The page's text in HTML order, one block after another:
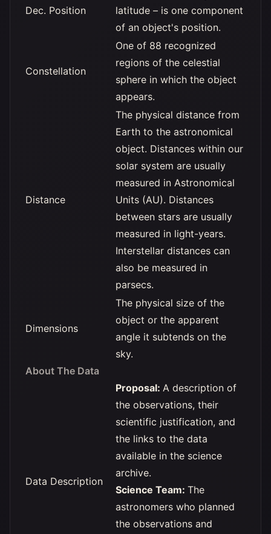
Dec. Position
latitude – is one component
of an object's position.
Constellation
One of 88 recognized
regions of the celestial
sphere in which the object
appears.
Distance
The physical distance from
Earth to the astronomical
object. Distances within our
solar system are usually
measured in Astronomical
Units (AU). Distances
between stars are usually
measured in light-years.
Interstellar distances can
also be measured in
parsecs.
Dimensions
The physical size of the
object or the apparent
angle it subtends on the
sky.
About The Data
Data Description
Proposal: A description of
the observations, their
scientific justification, and
the links to the data
available in the science
archive.
Science Team: The
astronomers who planned
the observations and